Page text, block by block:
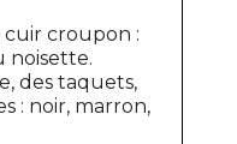
cuir croupon :
noisette.
des taquets,
: noir, marron,